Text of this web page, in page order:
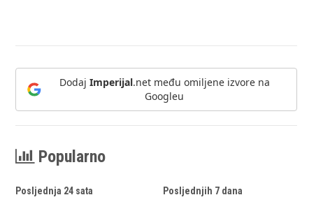
Dodaj Imperijal.net među omiljene izvore na
Googleu
Popularno
Posljednja 24 sata Posljednjih 7 dana